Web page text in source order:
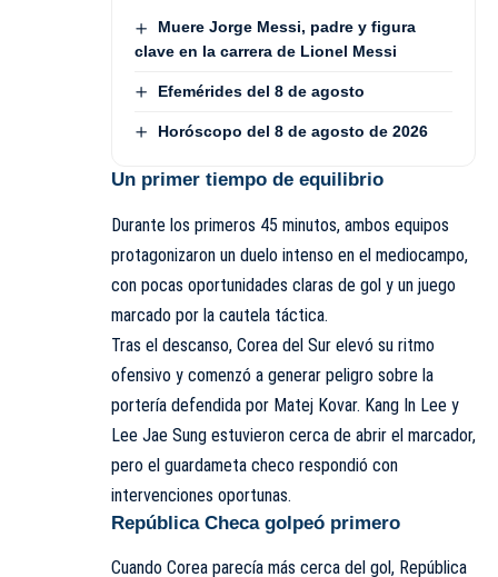
Muere Jorge Messi, padre y figura
clave en la carrera de Lionel Messi
Efemérides del 8 de agosto
Horóscopo del 8 de agosto de 2026
Un primer tiempo de equilibrio
Durante los primeros 45 minutos, ambos equipos
protagonizaron un duelo intenso en el mediocampo,
con pocas oportunidades claras de gol y un juego
marcado por la cautela táctica.
Tras el descanso, Corea del Sur elevó su ritmo
ofensivo y comenzó a generar peligro sobre la
portería defendida por Matej Kovar. Kang In Lee y
Lee Jae Sung estuvieron cerca de abrir el marcador,
pero el guardameta checo respondió con
intervenciones oportunas.
República Checa golpeó primero
Cuando Corea parecía más cerca del gol, República